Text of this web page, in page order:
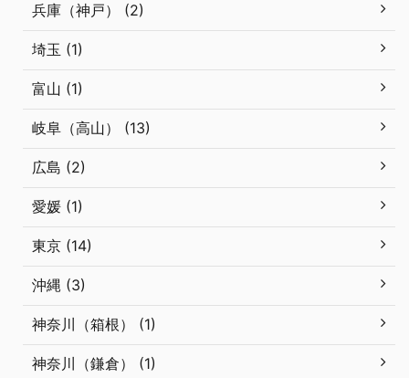
兵庫（神戸） (2)
埼玉 (1)
富山 (1)
岐阜（高山） (13)
広島 (2)
愛媛 (1)
東京 (14)
沖縄 (3)
神奈川（箱根） (1)
神奈川（鎌倉） (1)